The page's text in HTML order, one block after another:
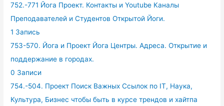
752.-771 Йога Проект. Контакты и Youtube Каналы
Преподавателей и Студентов Открытой Йоги.
1 Запись
753-570. Йога и Проект Йога Центры. Адреса. Открытие и
поддержание в городах.
0 Записи
754.-504. Проект Поиск Важных Ссылок по IT, Наука,
Культура, Бизнес чтобы быть в курсе трендов и хайтпа